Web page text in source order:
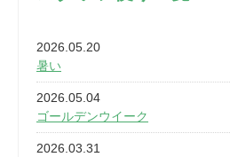
2026.05.20
暑い
2026.05.04
ゴールデンウイーク
2026.03.31